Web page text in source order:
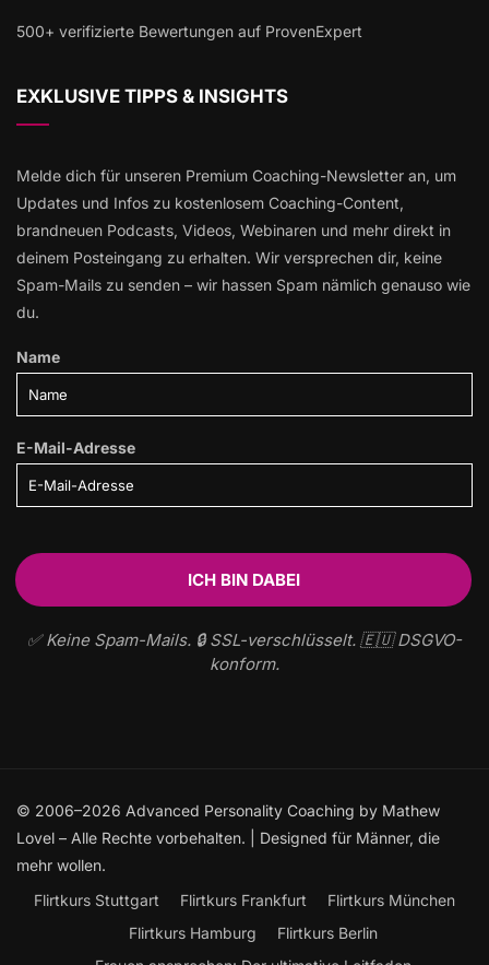
500+ verifizierte Bewertungen auf ProvenExpert
EXKLUSIVE TIPPS & INSIGHTS
Melde dich für unseren Premium Coaching-Newsletter an, um
Updates und Infos zu kostenlosem Coaching-Content,
brandneuen Podcasts, Videos, Webinaren und mehr direkt in
deinem Posteingang zu erhalten. Wir versprechen dir, keine
Spam-Mails zu senden – wir hassen Spam nämlich genauso wie
du.
Name
E-Mail-Adresse
✅ Keine Spam-Mails. 🔒 SSL-verschlüsselt. 🇪🇺 DSGVO-
konform.
© 2006–2026 Advanced Personality Coaching by Mathew
Lovel – Alle Rechte vorbehalten. | Designed für Männer, die
mehr wollen.
Flirtkurs Stuttgart
Flirtkurs Frankfurt
Flirtkurs München
Flirtkurs Hamburg
Flirtkurs Berlin